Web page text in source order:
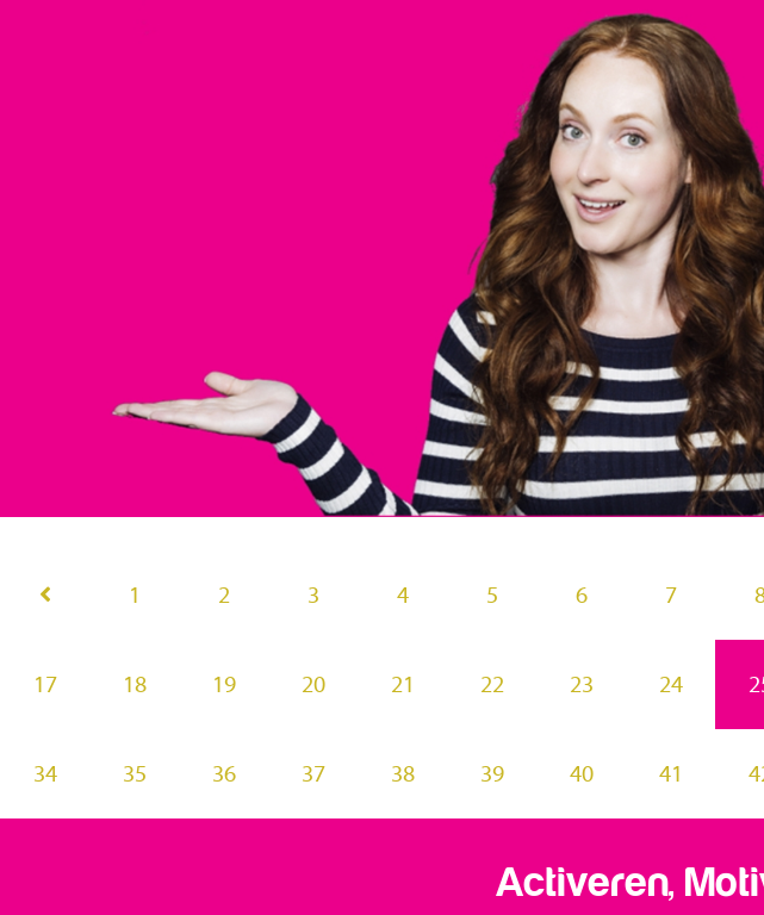
1 2 3 4 5 6 7
17 18 19 20 21 22 23 24
34 35 36 37 38 39 40 41
Activeren,